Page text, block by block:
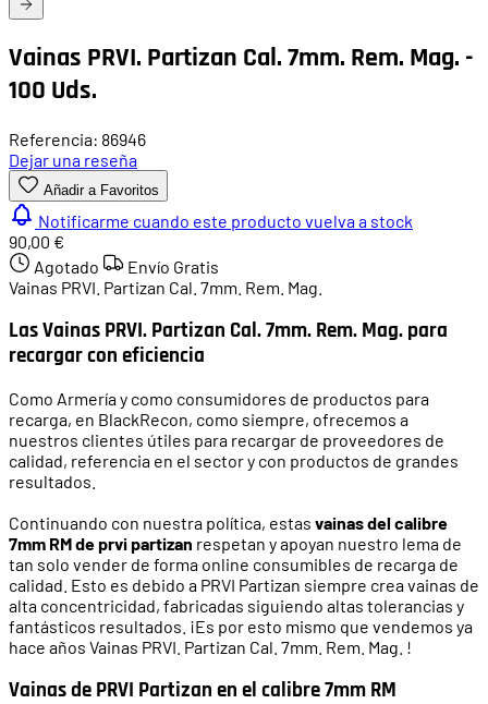
Vainas PRVI. Partizan Cal. 7mm. Rem. Mag. -
100 Uds.
Referencia: 86946
Dejar una reseña
Añadir a Favoritos
Notificarme cuando este producto vuelva a stock
90,00 €
Agotado
Envío Gratis
Vainas PRVI. Partizan Cal. 7mm. Rem. Mag.
Las Vainas PRVI. Partizan Cal. 7mm. Rem. Mag. para
recargar con eficiencia
Como Armería y como consumidores de productos para
recarga, en BlackRecon, como siempre, ofrecemos a
nuestros clientes útiles para recargar de proveedores de
calidad, referencia en el sector y con productos de grandes
resultados.
Continuando con nuestra política, estas vainas del calibre
7mm RM de prvi partizan respetan y apoyan nuestro lema de
tan solo vender de forma online consumibles de recarga de
calidad. Esto es debido a PRVI Partizan siempre crea vainas de
alta concentricidad, fabricadas siguiendo altas tolerancias y
fantásticos resultados. ¡Es por esto mismo que vendemos ya
hace años Vainas PRVI. Partizan Cal. 7mm. Rem. Mag. !
Vainas de PRVI Partizan en el calibre 7mm RM